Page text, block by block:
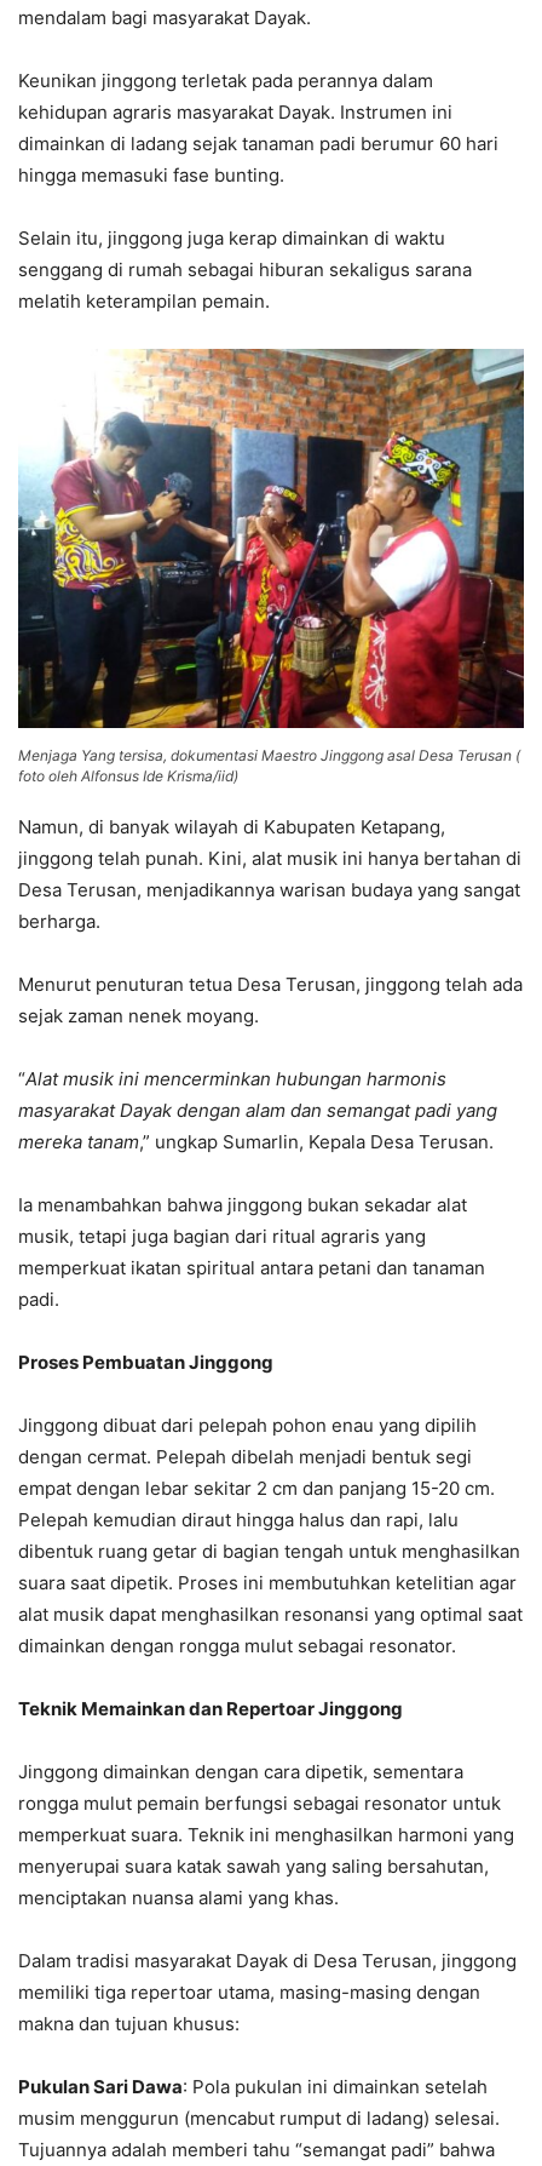
mendalam bagi masyarakat Dayak.
Keunikan jinggong terletak pada perannya dalam
kehidupan agraris masyarakat Dayak. Instrumen ini
dimainkan di ladang sejak tanaman padi berumur 60 hari
hingga memasuki fase bunting.
Selain itu, jinggong juga kerap dimainkan di waktu
senggang di rumah sebagai hiburan sekaligus sarana
melatih keterampilan pemain.
Menjaga Yang tersisa, dokumentasi Maestro Jinggong asal Desa Terusan (
foto oleh Alfonsus Ide Krisma/iid)
Namun, di banyak wilayah di Kabupaten Ketapang,
jinggong telah punah. Kini, alat musik ini hanya bertahan di
Desa Terusan, menjadikannya warisan budaya yang sangat
berharga.
Menurut penuturan tetua Desa Terusan, jinggong telah ada
sejak zaman nenek moyang.
“Alat musik ini mencerminkan hubungan harmonis
masyarakat Dayak dengan alam dan semangat padi yang
mereka tanam,” ungkap Sumarlin, Kepala Desa Terusan.
Ia menambahkan bahwa jinggong bukan sekadar alat
musik, tetapi juga bagian dari ritual agraris yang
memperkuat ikatan spiritual antara petani dan tanaman
padi.
Proses Pembuatan Jinggong
Jinggong dibuat dari pelepah pohon enau yang dipilih
dengan cermat. Pelepah dibelah menjadi bentuk segi
empat dengan lebar sekitar 2 cm dan panjang 15-20 cm.
Pelepah kemudian diraut hingga halus dan rapi, lalu
dibentuk ruang getar di bagian tengah untuk menghasilkan
suara saat dipetik. Proses ini membutuhkan ketelitian agar
alat musik dapat menghasilkan resonansi yang optimal saat
dimainkan dengan rongga mulut sebagai resonator.
Teknik Memainkan dan Repertoar Jinggong
Jinggong dimainkan dengan cara dipetik, sementara
rongga mulut pemain berfungsi sebagai resonator untuk
memperkuat suara. Teknik ini menghasilkan harmoni yang
menyerupai suara katak sawah yang saling bersahutan,
menciptakan nuansa alami yang khas.
Dalam tradisi masyarakat Dayak di Desa Terusan, jinggong
memiliki tiga repertoar utama, masing-masing dengan
makna dan tujuan khusus:
Pukulan Sari Dawa: Pola pukulan ini dimainkan setelah
musim menggurun (mencabut rumput di ladang) selesai.
Tujuannya adalah memberi tahu “semangat padi” bahwa